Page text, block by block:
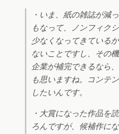
・いま、紙の雑誌が減
もなって、ノンフィク
少なくなってきている
ないことですし、その
企業が補完できるなら
も思いますね。コンテ
したいんです。
・大賞になった作品を
ろんですが、候補作に